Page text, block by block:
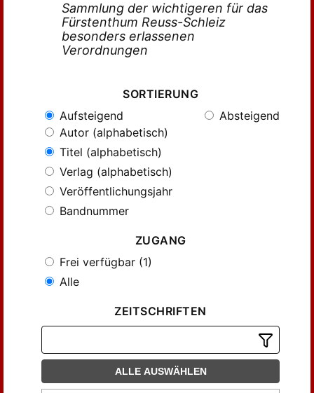
Sammlung der wichtigeren für das
Fürstenthum Reuss-Schleiz
besonders erlassenen
Verordnungen
SORTIERUNG
Aufsteigend
Absteigend
Autor (alphabetisch)
Titel (alphabetisch)
Verlag (alphabetisch)
Veröffentlichungsjahr
Bandnummer
ZUGANG
Frei verfügbar (1)
Alle
ZEITSCHRIFTEN
ALLE AUSWÄHLEN